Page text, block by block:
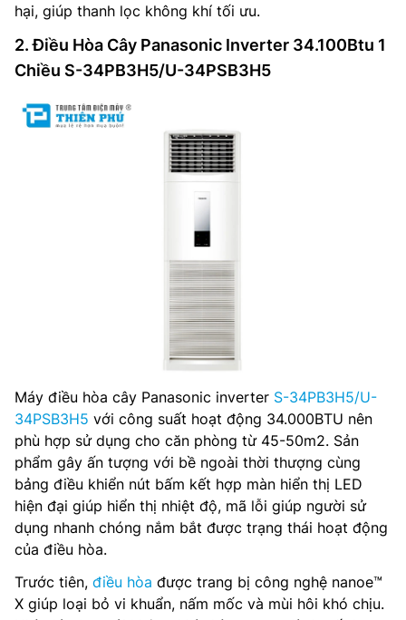
hại, giúp thanh lọc không khí tối ưu.
2. Điều Hòa Cây Panasonic Inverter 34.100Btu 1
Chiều S-34PB3H5/U-34PSB3H5
Máy điều hòa cây Panasonic inverter S-34PB3H5/U-
34PSB3H5 với công suất hoạt động 34.000BTU nên
phù hợp sử dụng cho căn phòng từ 45-50m2. Sản
phẩm gây ấn tượng với bề ngoài thời thượng cùng
bảng điều khiển nút bấm kết hợp màn hiển thị LED
hiện đại giúp hiển thị nhiệt độ, mã lỗi giúp người sử
dụng nhanh chóng nắm bắt được trạng thái hoạt động
của điều hòa.
Trước tiên, điều hòa được trang bị công nghệ nanoe™
X giúp loại bỏ vi khuẩn, nấm mốc và mùi hôi khó chịu.